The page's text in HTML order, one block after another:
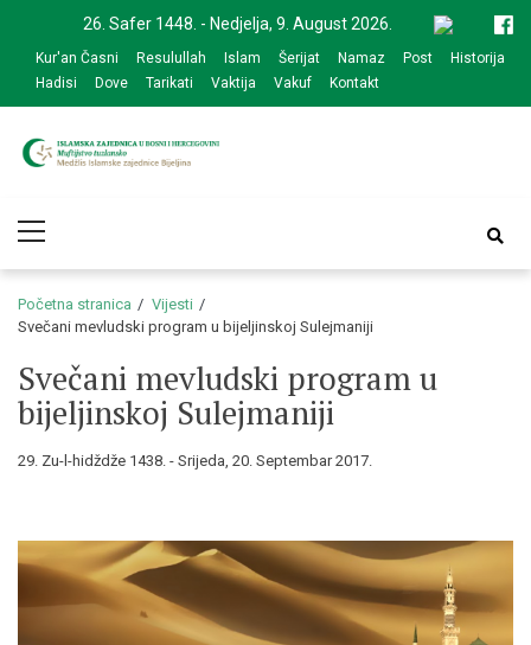
navigation
content
26. Safer 1448. - Nedjelja, 9. August 2026.
Kur'an Časni Resulullah Islam Šerijat Namaz Post
Historija
Hadisi
Dove Tarikati Vaktija Vakuf Kontakt
zajednice Bijeljina
Menu
Početna stranica
Vijesti
Svečani mevludski program u bijeljinskoj Sulejmaniji
Svečani mevludski program u
bijeljinskoj Sulejmaniji
29. Zu-l-hidždže 1438. - Srijeda, 20. Septembar 2017.